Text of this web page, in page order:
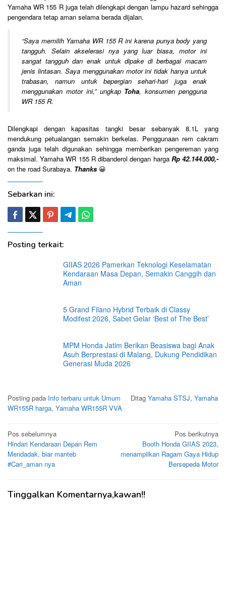
Yamaha WR 155 R juga telah dilengkapi dengan lampu hazard sehingga
pengendara tetap aman selama berada dijalan.
“Saya memilih Yamaha WR 155 R ini karena punya body yang
tangguh. Selain akselerasi nya yang luar biasa, motor ini
sangat tangguh dan enak untuk dipake di berbagai macam
jenis lintasan. Saya menggunakan motor ini tidak hanya untuk
trabasan, namun untuk bepergian sehari-hari juga enak
menggunakan motor ini,” ungkap Toha, konsumen pengguna
WR 155 R.
Dilengkapi dengan kapasitas tangki besar sebanyak 8.1L yang
mendukung petualangan semakin berkelas. Penggunaan rem cakram
ganda juga telah digunakan sehingga memberikan pengereman yang
maksimal. Yamaha WR 155 R dibanderol dengan hargaRp 42.144.000,-
on the road Surabaya. Thanks 😀
Sebarkan ini:
Posting terkait:
GIIAS 2026 Pamerkan Teknologi Keselamatan
Kendaraan Masa Depan, Semakin Canggih dan
Aman
5 Grand Filano Hybrid Terbaik di Classy
Modifest 2026, Sabet Gelar ‘Best of The Best’
MPM Honda Jatim Berikan Beasiswa bagi Anak
Asuh Berprestasi di Malang, Dukung Pendidikan
Generasi Muda 2026
Posting pada Info terbaru untuk Umum Ditag Yamaha STSJ, Yamaha
WR155R harga, Yamaha WR155R VVA
Navigasi
pos
Pos sebelumnya
Hindari Kendaraan Depan Rem
Mendadak, biar manteb
#Cari_aman nya
Pos berikutnya
Booth Honda GIIAS 2023,
menampilkan Ragam Gaya Hidup
Bersepeda Motor
Tinggalkan Komentarnya,kawan!!